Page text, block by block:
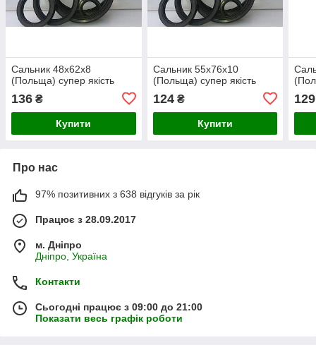
Сальник 48х62х8
(Польща) супер якість
136 ₴
Купити
Сальник 55х76х10
(Польща) супер якість
124₴
Купити
129
Про нас
97% позитивних з 638 відгуків за рік
Працює з 28.09.2017
м. Дніпро
Дніпро, Україна
Контакти
Сьогодні працює з 09:00 до 21:00
Показати весь графік роботи